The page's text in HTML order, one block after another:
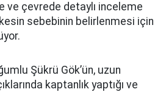
ve çevrede detaylı inceleme
sebebinin belirlenmesi için
Şükrü Gök’ün, uzun
kaptanlık yaptığı ve